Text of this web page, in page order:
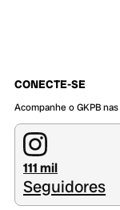
CONECTE-SE
Acompanhe o GKPB
111 mil
Seguidores